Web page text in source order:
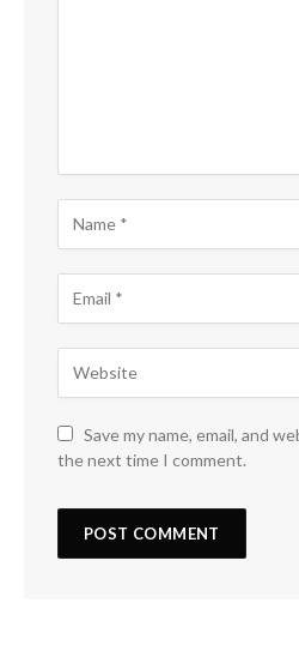
Save my name, email, and
the next time I comment.